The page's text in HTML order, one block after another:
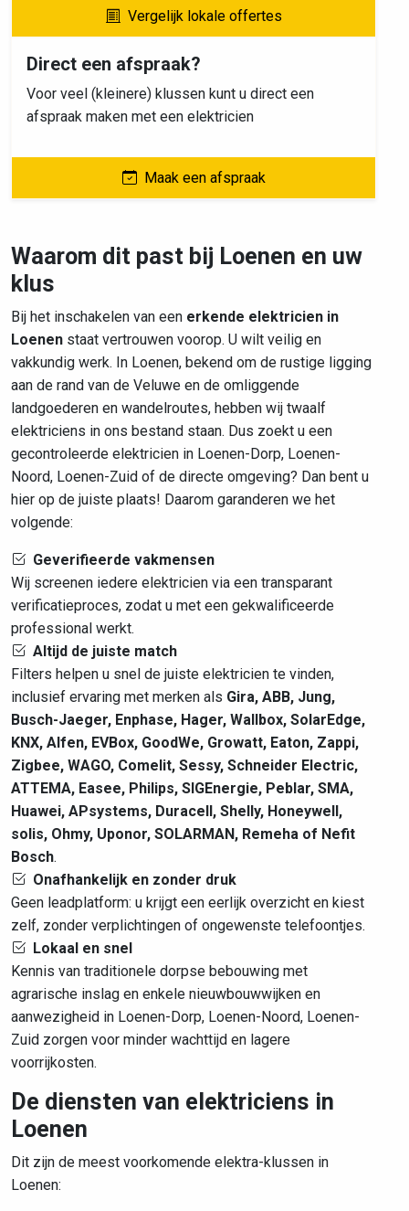
Vergelijk lokale offertes
Direct een afspraak?
Voor veel (kleinere) klussen kunt u direct een
afspraak maken met een elektricien
Maak een afspraak
Waarom dit past bij Loenen en uw
klus
Bij het inschakelen van een erkende elektricien in
Loenen staat vertrouwen voorop. U wilt veilig en
vakkundig werk. In Loenen, bekend om de rustige ligging
aan de rand van de Veluwe en de omliggende
landgoederen en wandelroutes, hebben wij twaalf
elektriciens in ons bestand staan. Dus zoekt u een
gecontroleerde elektricien in Loenen-Dorp, Loenen-
Noord, Loenen-Zuid of de directe omgeving? Dan bent u
hier op de juiste plaats! Daarom garanderen we het
volgende:
Geverifieerde vakmensen
Wij screenen iedere elektricien via een transparant
verificatieproces, zodat u met een gekwalificeerde
professional werkt.
Altijd de juiste match
Filters helpen u snel de juiste elektricien te vinden,
inclusief ervaring met merken als Gira, ABB, Jung,
Busch-Jaeger, Enphase, Hager, Wallbox, SolarEdge,
KNX, Alfen, EVBox, GoodWe, Growatt, Eaton, Zappi,
Zigbee, WAGO, Comelit, Sessy, Schneider Electric,
ATTEMA, Easee, Philips, SIGEnergie, Peblar, SMA,
Huawei, APsystems, Duracell, Shelly, Honeywell,
solis, Ohmy, Uponor, SOLARMAN, Remeha of Nefit
Bosch.
Onafhankelijk en zonder druk
Geen leadplatform: u krijgt een eerlijk overzicht en kiest
zelf, zonder verplichtingen of ongewenste telefoontjes.
Lokaal en snel
Kennis van traditionele dorpse bebouwing met
agrarische inslag en enkele nieuwbouwwijken en
aanwezigheid in Loenen-Dorp, Loenen-Noord, Loenen-
Zuid zorgen voor minder wachttijd en lagere
voorrijkosten.
De diensten van elektriciens in
Loenen
Dit zijn de meest voorkomende elektra-klussen in
Loenen: